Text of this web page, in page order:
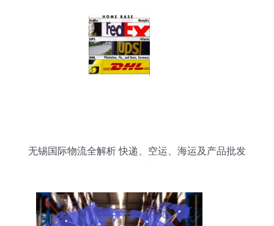
无锡国际物流全解析 快递、空运、海运及产品批发